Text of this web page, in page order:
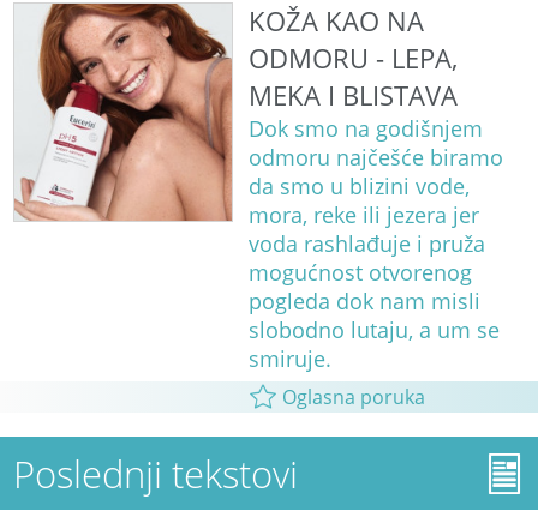
KOŽA KAO NA
ODMORU - LEPA,
MEKA I BLISTAVA
Dok smo na godišnjem
odmoru najčešće biramo
da smo u blizini vode,
mora, reke ili jezera jer
voda rashlađuje i pruža
mogućnost otvorenog
pogleda dok nam misli
slobodno lutaju, a um se
smiruje.
Oglasna poruka
Poslednji tekstovi